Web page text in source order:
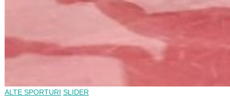
ALTE SPORTURI SLIDER